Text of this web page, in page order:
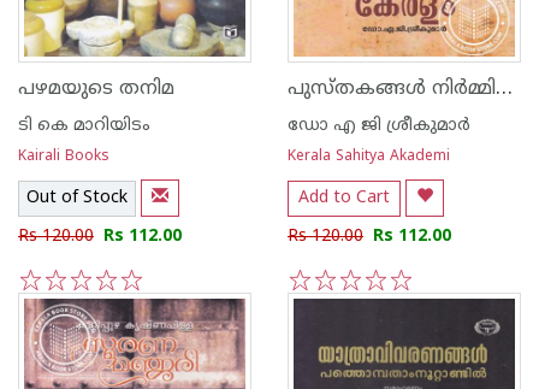
പഴമയുടെ തനിമ
ടി കെ മാറിയിടം
Kairali Books
Out of Stock
Rs 120.00 Rs 112.00
5
4
3
2
1
പുസ്തകങ്ങള്‍ നിര്‍മ്മിച്ച കേരളം
ഡോ എ ജി ശ്രീകുമാര്‍
Kerala Sahitya Akademi
Add to Cart
Rs 120.00 Rs 112.00
5
4
3
2
1